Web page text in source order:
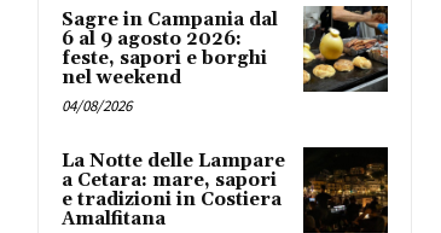
Sagre in Campania dal
6 al 9 agosto 2026:
feste, sapori e borghi
nel weekend
04/08/2026
La Notte delle Lampare
a Cetara: mare, sapori
e tradizioni in Costiera
Amalfitana